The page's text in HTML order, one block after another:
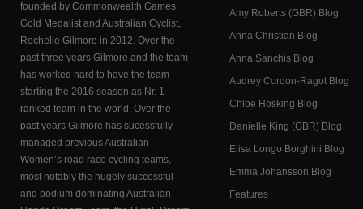
founded by Commonwealth Games
Gold Medalist and Australian Cyclist,
Rochelle Gilmore in 2012. Over the
past three years Gilmore and the team
has worked hard to have the team
starting the 2016 season as Nr. 1
ranked team in the world. Over the
past years Gilmore has sucessfully
managed previous Australian
Women’s road race cycling teams,
most notably the hugely successful
and podium dominating Australian
Amy Roberts (GBR) Blog
Anna Christian Blog
Anna Sanchis Blog
Audrey Cordon-Ragot Blog
Chloe Hosking Blog
Danielle King (GBR) Blog
Elisa Longo Borghini Blog
Emma Johansson Blog
Features